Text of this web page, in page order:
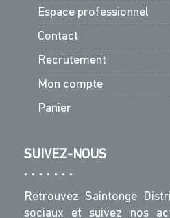
Espace professionnel
Contact
Recrutement
Mon compte
Panier
SUIVEZ-NOUS
Retrouvez Saintonge
sociaux et suivez nos